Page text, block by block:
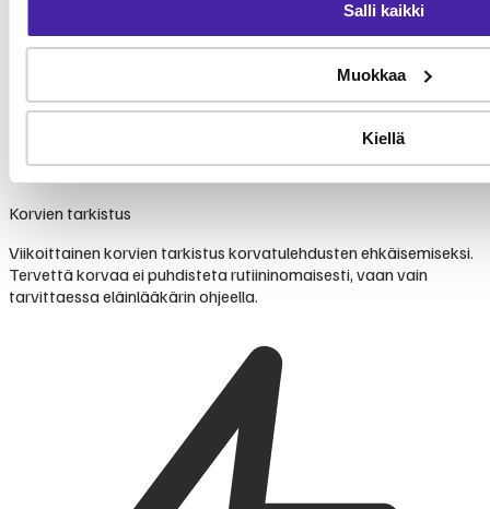
Salli kaikki
Muokkaa
Kiellä
Korvien tarkistus
Viikoittainen korvien tarkistus korvatulehdusten ehkäisemiseksi.
Tervettä korvaa ei puhdisteta rutiininomaisesti, vaan vain
tarvittaessa eläinlääkärin ohjeella.